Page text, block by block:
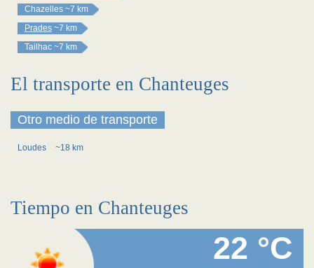
Chazelles ~7 km
Prades ~7 km
Tailhac ~7 km
El transporte en Chanteuges
Otro medio de transporte
Loudes ~18 km
Tiempo en Chanteuges
22 °C